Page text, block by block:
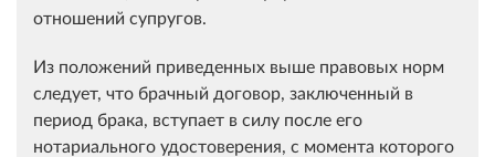
отношений супругов.
Из положений приведенных выше правовых норм
следует, что брачный договор, заключенный в
период брака, вступает в силу после его
нотариального удостоверения, с момента которого